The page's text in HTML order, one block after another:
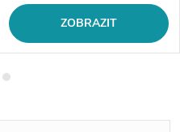
ZOBRAZIT